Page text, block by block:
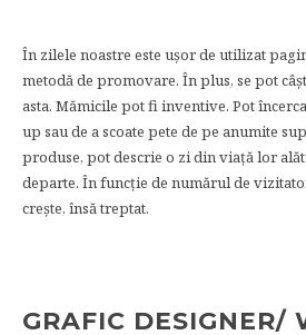
În zilele noastre este ușor de utilizat
metodă de promovare. În plus, se pot
asta. Mămicile pot fi inventive. Pot
up sau de a scoate pete de pe anumite
produse, pot descrie o zi din viață lor
departe. În funcție de numărul de
crește, însă treptat.
GRAFIC DESIGNER/